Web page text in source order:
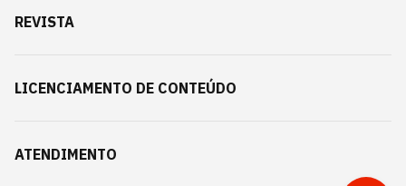
REVISTA
LICENCIAMENTO DE CONTEÚDO
ATENDIMENTO